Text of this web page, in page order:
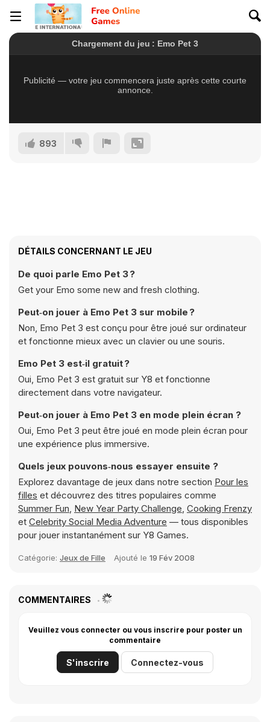
893
DÉTAILS CONCERNANT LE JEU
De quoi parle Emo Pet 3 ?
Get your Emo some new and fresh clothing.
Peut‑on jouer à Emo Pet 3 sur mobile ?
Non, Emo Pet 3 est conçu pour être joué sur ordinateur
et fonctionne mieux avec un clavier ou une souris.
Emo Pet 3 est‑il gratuit ?
Oui, Emo Pet 3 est gratuit sur Y8 et fonctionne
directement dans votre navigateur.
Peut‑on jouer à Emo Pet 3 en mode plein écran ?
Oui, Emo Pet 3 peut être joué en mode plein écran pour
une expérience plus immersive.
Quels jeux pouvons‑nous essayer ensuite ?
Explorez davantage de jeux dans notre section Pour les
filles et découvrez des titres populaires comme
Summer Fun, New Year Party Challenge, Cooking Frenzy
et Celebrity Social Media Adventure — tous disponibles
pour jouer instantanément sur Y8 Games.
Catégorie: Jeux de Fille Ajouté le 19 Fév 2008
COMMENTAIRES
Veuillez vous connecter ou vous inscrire pour poster un
commentaire
S'inscrire Connectez-vous